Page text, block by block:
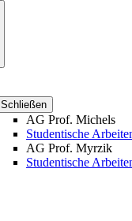
Schließen
AG Prof. Michels
Studentische
AG Prof. Myrzik
Studentische